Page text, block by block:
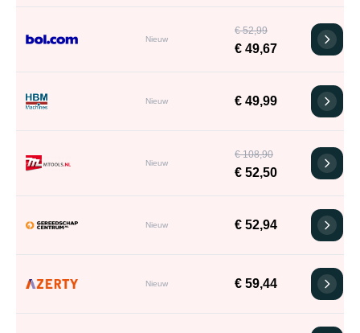
Nieuw
€ 52,99
€ 49,67
Nieuw € 49,99
Nieuw
€ 108,90
€ 52,50
Nieuw € 52,94
Nieuw € 59,44